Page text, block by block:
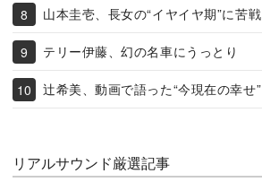
山本圭壱、長女の“イヤイヤ期”に苦戦
テリー伊藤、幻の名車にうっとり
辻希美、動画で語った“今現在の幸せ”
リアルサウンド厳選記事